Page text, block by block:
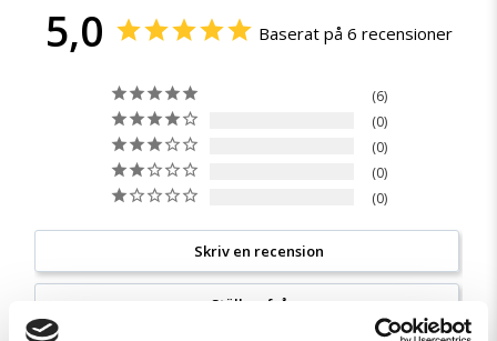
5,0 Baserat på 6 recensioner
6
0
0
0
0
Skriv en recension
Ställ en fråga